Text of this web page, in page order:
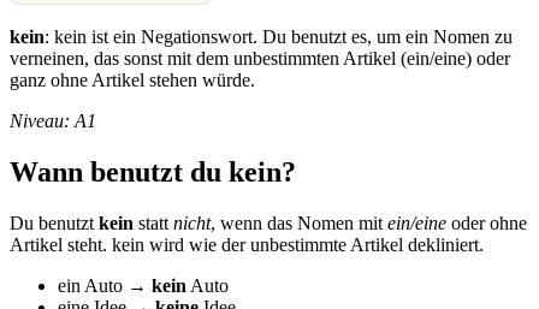
kein: kein ist ein Negationswort. Du benutzt es, um ein Nomen zu
verneinen, das sonst mit dem unbestimmten Artikel (ein/eine) oder
ganz ohne Artikel stehen würde.
Niveau: A1
Wann benutzt du kein?
Du benutzt kein statt nicht, wenn das Nomen mit ein/eine oder ohne
Artikel steht. kein wird wie der unbestimmte Artikel dekliniert.
ein Auto → kein Auto